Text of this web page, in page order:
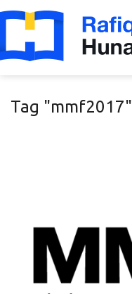
Tag "mmf2017"